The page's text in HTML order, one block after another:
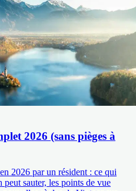
2026 (sans pièges à
2026 par un résident : ce qui
sauter, les points de vue